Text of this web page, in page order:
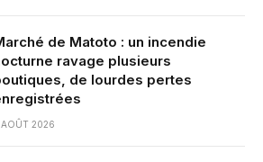
de Matoto : un incendie
ravage plusieurs
de lourdes pertes
2026